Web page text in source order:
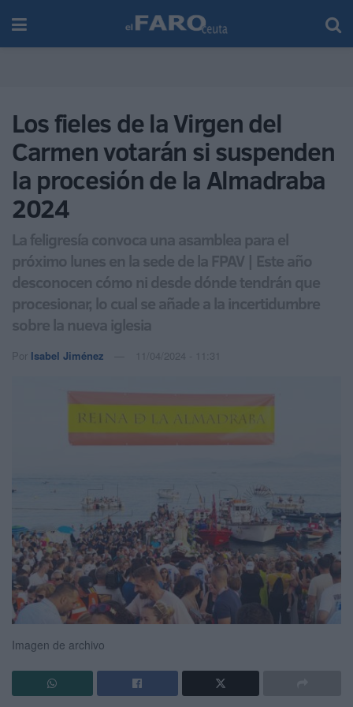
Los fieles de la Virgen del
Carmen votarán si suspenden
la procesión de la Almadraba
2024
La feligresía convoca una asamblea para el
próximo lunes en la sede de la FPAV | Este año
desconocen cómo ni desde dónde tendrán que
procesionar, lo cual se añade a la incertidumbre
sobre la nueva iglesia
Por Isabel Jiménez 11/04/2024 - 11:31
Imagen de archivo